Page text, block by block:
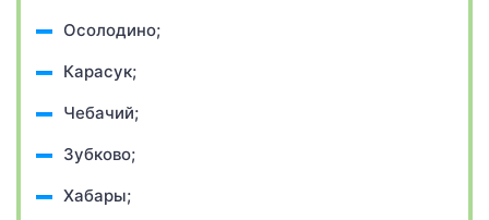
Осолодино;
Карасук;
Чебачий;
Зубково;
Хабары;